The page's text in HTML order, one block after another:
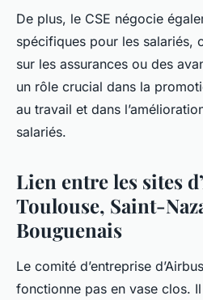
De plus, le CSE négocie
spécifiques pour les salariés,
sur les assurances ou des
un rôle crucial dans la
au travail et dans
salariés.
Lien entre les sites
Toulouse, Saint-
Bouguenais
Le comité d’entreprise
fonctionne pas en vase clos.